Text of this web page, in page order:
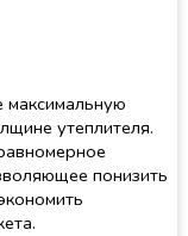
максимальную
утеплителя.
понизить